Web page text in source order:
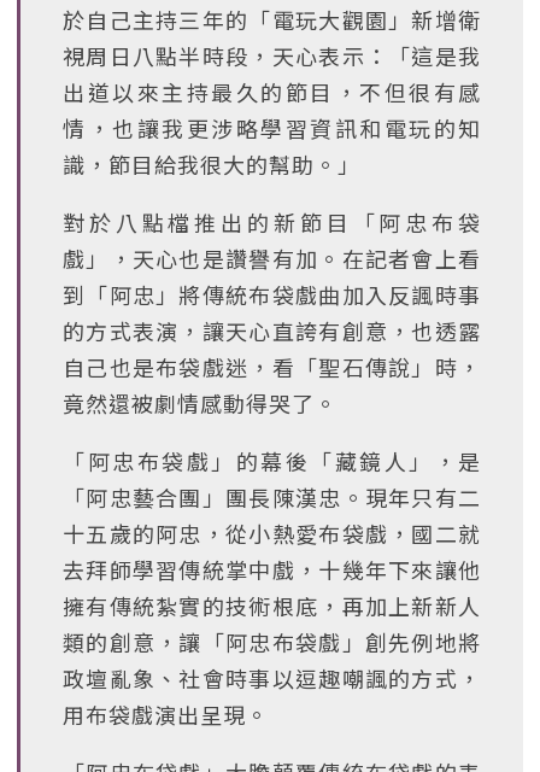
於自己主持三年的「電玩大觀園」新增衛
視周日八點半時段，天心表示：「這是我
出道以來主持最久的節目，不但很有感
情，也讓我更涉略學習資訊和電玩的知
識，節目給我很大的幫助。」
對於八點檔推出的新節目「阿忠布袋
戲」，天心也是讚譽有加。在記者會上看
到「阿忠」將傳統布袋戲曲加入反諷時事
的方式表演，讓天心直誇有創意，也透露
自己也是布袋戲迷，看「聖石傳說」時，
竟然還被劇情感動得哭了。
「阿忠布袋戲」的幕後「藏鏡人」，是
「阿忠藝合團」團長陳漢忠。現年只有二
十五歲的阿忠，從小熱愛布袋戲，國二就
去拜師學習傳統掌中戲，十幾年下來讓他
擁有傳統紮實的技術根底，再加上新新人
類的創意，讓「阿忠布袋戲」創先例地將
政壇亂象、社會時事以逗趣嘲諷的方式，
用布袋戲演出呈現。